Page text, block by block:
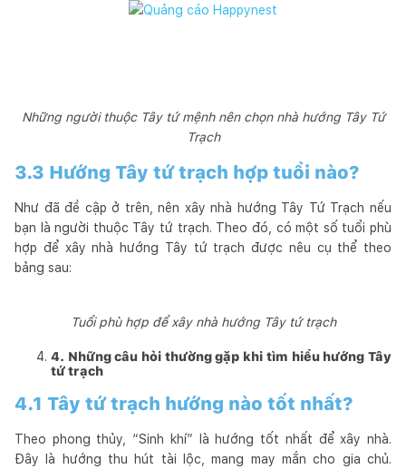
Những người thuộc Tây tứ mệnh nên chọn nhà hướng Tây Tứ
Trạch
3.3 Hướng Tây tứ trạch hợp tuổi nào?
Như đã đề cập ở trên, nên xây nhà hướng Tây Tứ Trạch nếu
bạn là người thuộc Tây tứ trạch. Theo đó, có một số tuổi phù
hợp để xây nhà hướng Tây tứ trạch được nêu cụ thể theo
bảng sau:
Tuổi phù hợp để xây nhà hướng Tây tứ trạch
4. Những câu hỏi thường gặp khi tìm hiểu hướng Tây
tứ trạch
4.1 Tây tứ trạch hướng nào tốt nhất?
Theo phong thủy, “Sinh khí” là hướng tốt nhất để xây nhà.
Đây là hướng thu hút tài lộc, mang may mắn cho gia chủ.